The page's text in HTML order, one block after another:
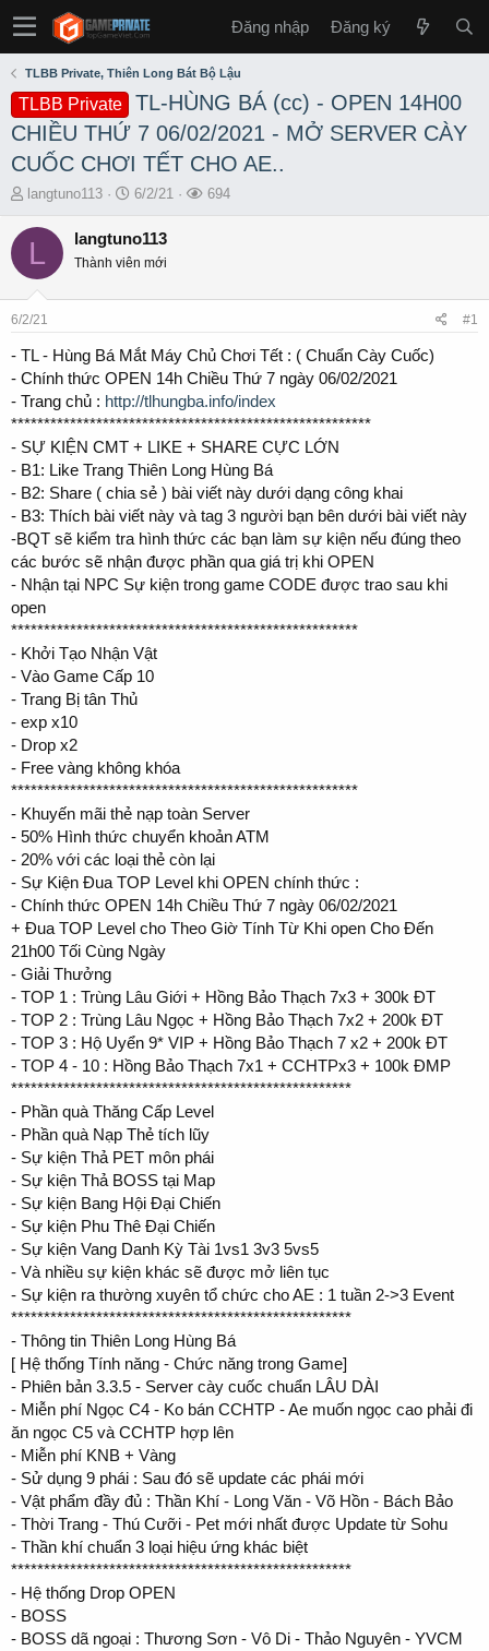
Đăng nhập Đăng ký
TLBB Private, Thiên Long Bát Bộ Lậu
TLBB Private
TL-HÙNG BÁ (cc) - OPEN 14H00
CHIỀU THỨ 7 06/02/2021 - MỞ SERVER CÀY
CUỐC CHƠI TẾT CHO AE..
T
r
s
a
r
t
e
r
langtuno113
S
a
t
e
6/2/21
L
694
L langtuno113
Thành viên mới
6/2/21 #1
- TL - Hùng Bá Mắt Máy Chủ Chơi Tết : ( Chuẩn Cày Cuốc)
- Chính thức OPEN 14h Chiều Thứ 7 ngày 06/02/2021
- Trang chủ : http://tlhungba.info/index
*******************************************************
- SỰ KIỆN CMT + LIKE + SHARE CỰC LỚN
- B1: Like Trang Thiên Long Hùng Bá
- B2: Share ( chia sẻ ) bài viết này dưới dạng công khai
- B3: Thích bài viết này và tag 3 người bạn bên dưới bài viết này
-BQT sẽ kiểm tra hình thức các bạn làm sự kiện nếu đúng theo
các bước sẽ nhận được phần qua giá trị khi OPEN
- Nhận tại NPC Sự kiện trong game CODE được trao sau khi
open
*****************************************************
- Khởi Tạo Nhận Vật
- Vào Game Cấp 10
- Trang Bị tân Thủ
- exp x10
- Drop x2
- Free vàng không khóa
*****************************************************
- Khuyến mãi thẻ nạp toàn Server
- 50% Hình thức chuyển khoản ATM
- 20% với các loại thẻ còn lại
- Sự Kiện Đua TOP Level khi OPEN chính thức :
- Chính thức OPEN 14h Chiều Thứ 7 ngày 06/02/2021
+ Đua TOP Level cho Theo Giờ Tính Từ Khi open Cho Đến
21h00 Tối Cùng Ngày
- Giải Thưởng
- TOP 1 : Trùng Lâu Giới + Hồng Bảo Thạch 7x3 + 300k ĐT
- TOP 2 : Trùng Lâu Ngọc + Hồng Bảo Thạch 7x2 + 200k ĐT
- TOP 3 : Hộ Uyển 9* VIP + Hồng Bảo Thạch 7 x2 + 200k ĐT
- TOP 4 - 10 : Hồng Bảo Thạch 7x1 + CCHTPx3 + 100k ĐMP
****************************************************
- Phần quà Thăng Cấp Level
- Phần quà Nạp Thẻ tích lũy
- Sự kiện Thả PET môn phái
- Sự kiện Thả BOSS tại Map
- Sự kiện Bang Hội Đại Chiến
- Sự kiện Phu Thê Đại Chiến
- Sự kiện Vang Danh Kỳ Tài 1vs1 3v3 5vs5
- Và nhiều sự kiện khác sẽ được mở liên tục
- Sự kiện ra thường xuyên tổ chức cho AE : 1 tuần 2->3 Event
****************************************************
- Thông tin Thiên Long Hùng Bá
[ Hệ thống Tính năng - Chức năng trong Game]
- Phiên bản 3.3.5 - Server cày cuốc chuẩn LÂU DÀI
- Miễn phí Ngọc C4 - Ko bán CCHTP - Ae muốn ngọc cao phải đi
ăn ngọc C5 và CCHTP hợp lên
- Miễn phí KNB + Vàng
- Sử dụng 9 phái : Sau đó sẽ update các phái mới
- Vật phẩm đầy đủ : Thần Khí - Long Văn - Võ Hồn - Bách Bảo
- Thời Trang - Thú Cưỡi - Pet mới nhất được Update từ Sohu
- Thần khí chuẩn 3 loại hiệu ứng khác biệt
****************************************************
- Hệ thống Drop OPEN
- BOSS
- BOSS dã ngoại : Thương Sơn - Vô Di - Thảo Nguyên - YVCM